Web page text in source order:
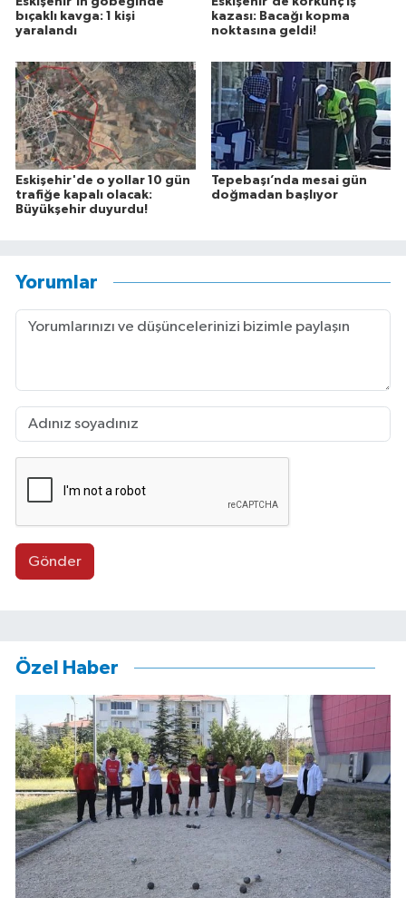
bıçaklı kavga: 1 kişi
yaralandı
kazası: Bacağı kopma
noktasına geldi!
Eskişehir'de o yollar 10 gün
trafiğe kapalı olacak:
Büyükşehir duyurdu!
Tepebaşı’nda mesai gün
doğmadan başlıyor
Yorumlar
Gönder
Özel Haber